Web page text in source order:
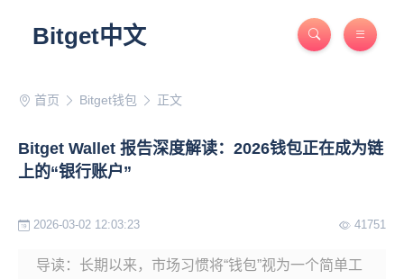
Bitget中文
首页 Bitget钱包 正文
Bitget Wallet 报告深度解读：2026钱包正在成为链
上的“银行账户”
2026-03-02 12:03:23 41751
导读：长期以来，市场习惯将“钱包”视为一个简单工